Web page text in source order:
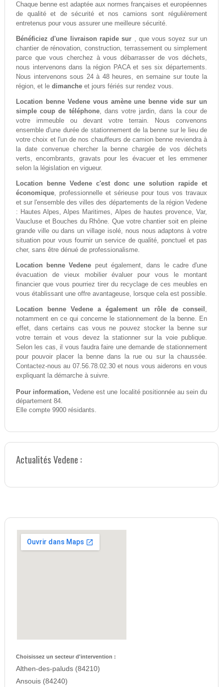
Chaque benne est adaptée aux normes françaises et européennes
de qualité et de sécurité et nos camions sont régulièrement
entretenus pour vous assurer une meilleure sécurité.
Bénéficiez d'une livraison rapide sur , que vous soyez sur un
chantier de rénovation, construction, terrassement ou simplement
parce que vous cherchez à vous débarrasser de vos déchets,
nous intervenons dans la région PACA et ses six départements.
Nous intervenons sous 24 à 48 heures, en semaine sur toute la
région, et le dimancheet jours fériés sur rendez vous.
Location benne Vedene vous amène une benne vide sur un
simple coup de téléphone, dans votre jardin, dans la cour de
votre immeuble ou devant votre terrain. Nous convenons
ensemble d'une durée de stationnement de la benne sur le lieu de
votre choix et l'un de nos chauffeurs de camion benne reviendra à
la date convenue chercher la benne chargée de vos déchets
verts, encombrants, gravats pour les évacuer et les emmener
selon la législation en vigueur.
Location benne Vedene c'est donc une solution rapide et
économique, professionnelle et sérieuse pour tous vos travaux
et sur l'ensemble des villes des départements de la région Vedene
: Hautes Alpes, Alpes Maritimes, Alpes de hautes provence, Var,
Vaucluse et Bouches du Rhône. Que votre chantier soit en pleine
grande ville ou dans un village isolé, nous nous adaptons à votre
situation pour vous fournir un service de qualité, ponctuel et pas
cher, sans être dénué de professionalisme.
Location benne Vedene peut également, dans le cadre d'une
évacuation de vieux mobilier évaluer pour vous le montant
financier que vous pourriez tirer du recyclage de ces meubles en
vous établissant une offre avantageuse, lorsque cela est possible.
Location benne Vedene a également un rôle de conseil ,
notamment en ce qui concerne le stationnement de la benne. En
effet, dans certains cas vous ne pouvez stocker la benne sur
votre terrain et vous devez la stationner sur la voie publique.
Selon les cas, il vous faudra faire une demande de stationnement
pour pouvoir placer la benne dans la rue ou sur la chaussée.
Contactez-nous au 07.56.78.02.30 et nous vous aiderons en vous
expliquant la démarche à suivre.
Pour information, Vedene est une localité positionnée au sein du
département 84.
Elle compte 9900 résidants.
Actualités Vedene :
Choisissez un secteur d'intervention :
Althen-des-paluds (84210)
Ansouis (84240)